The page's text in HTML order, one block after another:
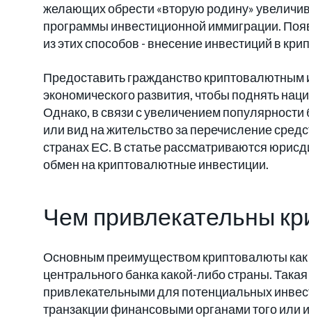
желающих обрести «вторую родину»
программы инвестиционной иммиграции.
из этих способов - внесение инвестиций в
Предоставить гражданство
экономического развития, чтобы поднять
Однако, в связи с увеличением
или вид на жительство за перечисление
странах ЕС. В статье рассматриваются
обмен на криптовалютные инвестиции.
Чем привлекательны
Основным преимуществом криптовалюты как
центрального банка какой-либо страны.
привлекательными для потенциальных
транзакции финансовыми органами того или